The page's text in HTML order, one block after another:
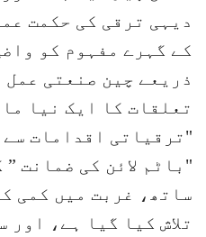
دیہی ترقی کی حکمت
کے گہرے مفہوم کو
ذریعے چین صنعتی
تعلقات کا ایک نیا
"ترقیاتی اقدامات سے
"باٹم لائن کی ضمانت
ساتھ، غربت میں کمی
تلاش کیا گیا ہے، اور